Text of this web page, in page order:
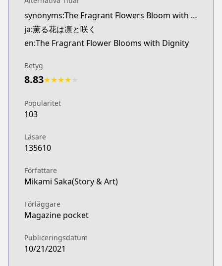
Twitter
https://twitter.com/kaoruhana_mp
Pocket Magazine
Pocket Magazine
synonyms:The Fragrant Flowers Bloom with Dignity
ja:薫る花は凛と咲く
en:The Fragrant Flower Blooms with Dignity
Betyg
8.83★★★★
Popularitet
103
Läsare
135610
Författare
Mikami Saka(Story & Art)
Förläggare
Magazine pocket
Publiceringsdatum
10/21/2021